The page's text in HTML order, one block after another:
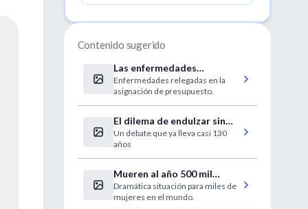
Contenido sugerido
Las enfermedades
olvidadas
Enfermedades relegadas en la
asignación de presupuesto.
El dilema de endulzar sin
azúcar
Un debate que ya lleva casi 130
años
Mueren al año 500 mil
mujeres por problemas
durante el embarazo
Dramática situación para miles de
mujeres en el mundo.